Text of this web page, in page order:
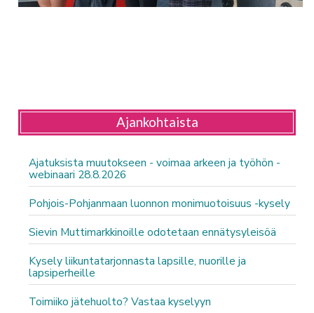
Ajankohtaista
Ajatuksista muutokseen - voimaa arkeen ja työhön -
webinaari 28.8.2026
Pohjois-Pohjanmaan luonnon monimuotoisuus -kysely
Sievin Muttimarkkinoille odotetaan ennätysyleisöä
Kysely liikuntatarjonnasta lapsille, nuorille ja
lapsiperheille
Toimiiko jätehuolto? Vastaa kyselyyn